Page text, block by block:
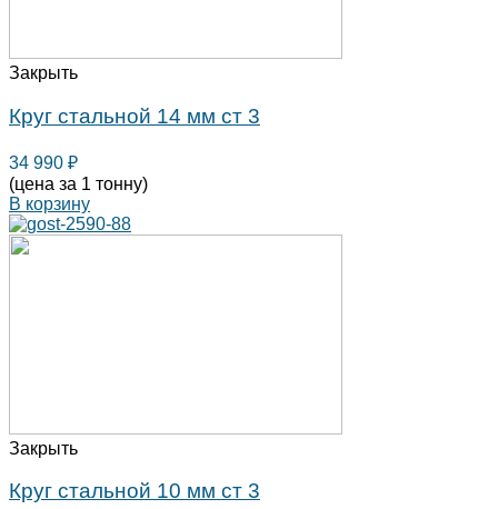
Закрыть
Круг стальной 14 мм ст 3
34 990 ₽
(цена за 1 тонну)
В корзину
Закрыть
Круг стальной 10 мм ст 3